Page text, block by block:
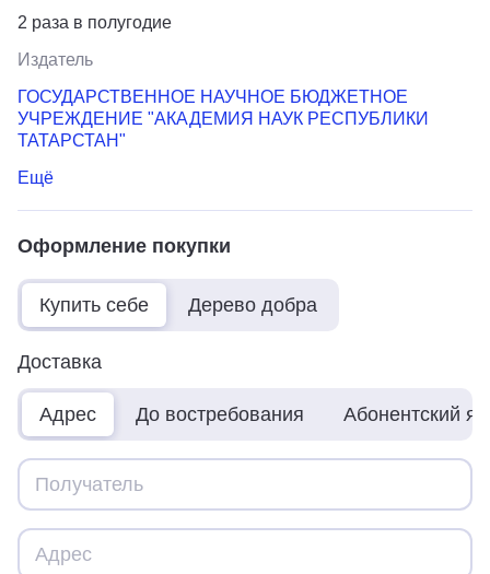
2 раза в полугодие
Издатель
ГОСУДАРСТВЕННОЕ НАУЧНОЕ БЮДЖЕТНОЕ
УЧРЕЖДЕНИЕ "АКАДЕМИЯ НАУК РЕСПУБЛИКИ
ТАТАРСТАН"
Ещё
Оформление покупки
Купить себе Дерево добра
Доставка
Адрес До востребования Абонентский